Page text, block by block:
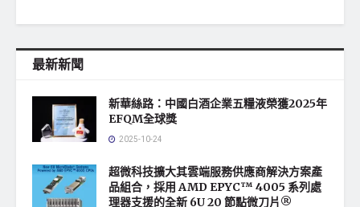
最新新聞
新華絲路：中國白酒企業五糧液榮獲2025年
EFQM全球獎
2025-10-24
超微科技擴大其雲端服務供應商解決方案產
品組合，採用 AMD EPYC™ 4005 系列處
理器支援的全新 6U 20 節點微刀片®